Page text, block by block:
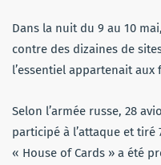
Dans la nuit du 9 au 10
contre des dizaines de
l’essentiel appartenait aux
Selon l’armée russe, 28
participé à l’attaque et tiré
« House of Cards » a été